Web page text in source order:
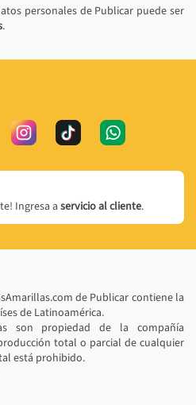
personales de Publicar puede ser
.
Ingresa a servicio al cliente.
de Publicar contiene la
de Latinoamérica.
son propiedad de la compañía
total o parcial de cualquier
está prohibido.